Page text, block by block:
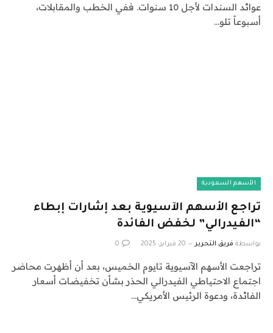
عوائد السندات لأجل 10 سنوات. ففي الخطب والمقابلات،
أسبوعاً تلو…
الأسهم السعودية
تراجع الأسهم الآسيوية بعد إشارات إبطاء
“الفيدرالي” لخفض الفائدة
بواسطة فريق التحرير 20 فبراير، 2025 0
تراجعت الأسهم الآسيوية تايوم الخميس، بعد أن أظهرت محاضر
اجتماع الاحتياطي الفيدرالي الحذر بشأن تخفيضات أسعار
الفائدة، ودعوة الرئيس الأمريكي…